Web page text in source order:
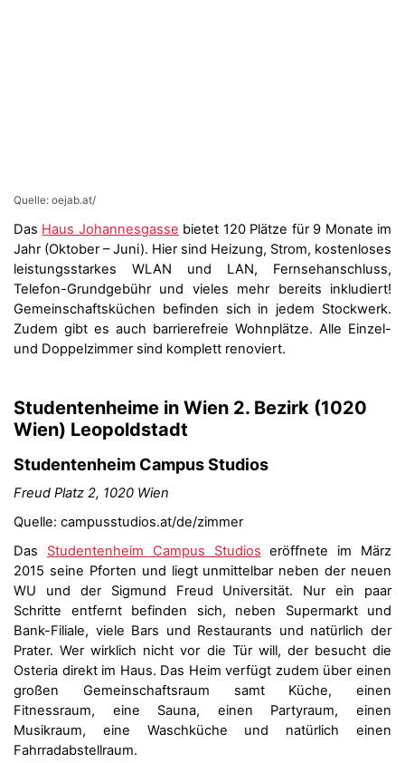
Quelle: oejab.at/
Das Haus Johannesgasse bietet 120 Plätze für 9 Monate im
Jahr (Oktober – Juni). Hier sind Heizung, Strom, kostenloses
leistungsstarkes WLAN und LAN, Fernsehanschluss,
Telefon-Grundgebühr und vieles mehr bereits inkludiert!
Gemeinschaftsküchen befinden sich in jedem Stockwerk.
Zudem gibt es auch barrierefreie Wohnplätze. Alle Einzel-
und Doppelzimmer sind komplett renoviert.
Studentenheime in Wien 2. Bezirk (1020
Wien) Leopoldstadt
Studentenheim Campus Studios
Freud Platz 2, 1020 Wien
Quelle: campusstudios.at/de/zimmer
Das Studentenheim Campus Studios eröffnete im März
2015 seine Pforten und liegt unmittelbar neben der neuen
WU und der Sigmund Freud Universität. Nur ein paar
Schritte entfernt befinden sich, neben Supermarkt und
Bank-Filiale, viele Bars und Restaurants und natürlich der
Prater. Wer wirklich nicht vor die Tür will, der besucht die
Osteria direkt im Haus. Das Heim verfügt zudem über einen
großen Gemeinschaftsraum samt Küche, einen
Fitnessraum, eine Sauna, einen Partyraum, einen
Musikraum, eine Waschküche und natürlich einen
Fahrradabstellraum.